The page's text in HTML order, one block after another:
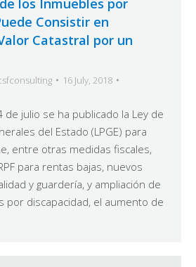
Consistir en
Catastral por un
16 July, 2018
de julio se ha publicado la Ley de
del Estado (LPGE) para
entre otras medidas fiscales,
para rentas bajas, nuevos
y guardería, y ampliación de
por discapacidad, el aumento de